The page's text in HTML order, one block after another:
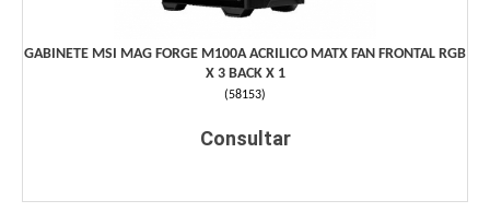
GABINETE MSI MAG FORGE M100A ACRILICO MATX FAN FRONTAL RGB
X 3 BACK X 1
(58153)
Consultar